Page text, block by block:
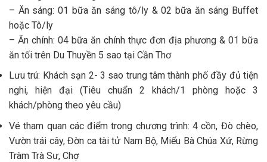
– Ăn sáng: 01 bữa ăn sáng tô/ly & 02 bữa ăn sáng Buffet
hoặc Tô/ly
– Ăn chính: 04 bữa ăn chính thực đơn địa phương & 01 bữa
ăn tối trên Du Thuyền 5 sao tại Cần Thơ
Lưu trú: Khách sạn 2- 3 sao trung tâm thành phố đầy đủ tiện
nghi, hiện đại (Tiêu chuẩn 2 khách/1 phòng hoặc 3
khách/phòng theo yêu cầu)
Vé tham quan các điểm trong chương trình: 4 cồn, Đò chèo,
Vườn trái cây, Đờn ca tài tử Nam Bộ, Miếu Bà Chúa Xứ, Rừng
Tràm Trà Sư, Chợ